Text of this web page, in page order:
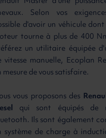
Selon vos
d'avoir un véhicule
tourne à plus de 400
un utilitaire équipée
vitesse manuelle, Ecoplan
mesure de vous satisfaire.
vous proposons des
qui sont équipés de
Ils sont également
système de charge à